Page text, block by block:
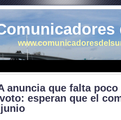
anuncia que falta
esperan que el